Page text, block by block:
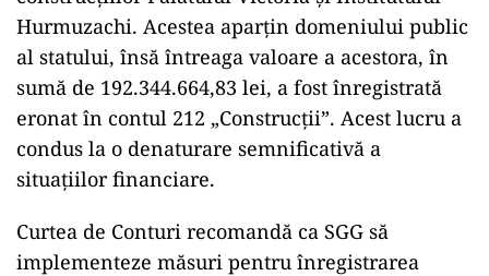
Hurmuzachi. Acestea aparțin domeniului public
al statului, însă întreaga valoare a acestora, în
sumă de 192.344.664,83 lei, a fost înregistrată
eronat în contul 212 „Construcții”. Acest lucru a
condus la o denaturare semnificativă a
situațiilor financiare.
Curtea de Conturi recomandă ca SGG să
implementeze măsuri pentru înregistrarea